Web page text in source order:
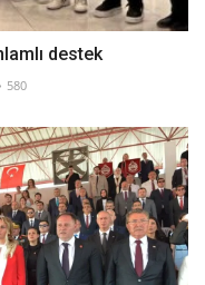
destek
580